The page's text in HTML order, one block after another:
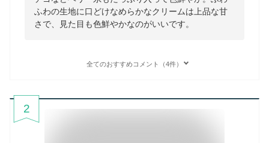
ふわの生地に口どけなめらかなクリームは上品な甘
さで、見た目も色鮮やかなのがいいです。
全てのおすすめコメント（4件）
2